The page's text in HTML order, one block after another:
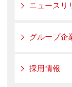
ニュースリ
グループ企
採用情報